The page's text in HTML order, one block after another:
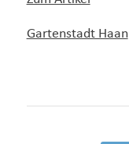
Gartenstadt Haan